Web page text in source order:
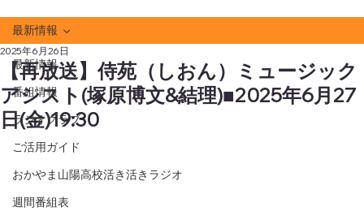
最新情報
番組情報
ラジオクラブ
ご活用ガイド
おかやま山陽高校活き活きラジオ
週間番組表
最新情報
【再放送】侍苑（しおん）ミュージック
アシスト(塚原博文&結理)■2025年6月27
日(金)19:30
2025年6月26日